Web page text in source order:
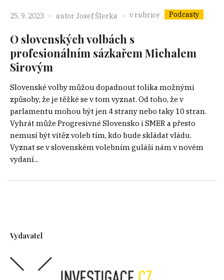
25. 9. 2023 autor Josef Šlerka v rubrice Podcasty
O slovenských volbách s
profesionálním sázkařem Michalem
Sirovým
Slovenské volby můžou dopadnout tolika možnými
způsoby, že je těžké se v tom vyznat. Od toho, že v
parlamentu mohou být jen 4 strany nebo taky 10 stran.
Vyhrát může Progresivné Slovensko i SMER a přesto
nemusí být vítěz voleb tím, kdo bude skládat vládu.
Vyznat se v slovenském volebním guláši nám v novém
vydaní...
Vydavatel